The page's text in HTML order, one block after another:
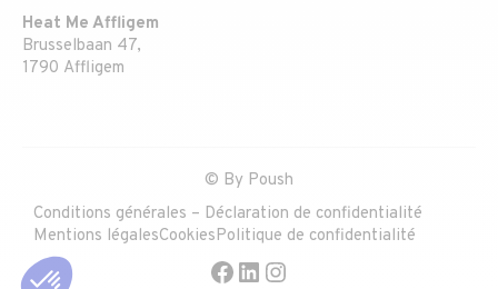
Heat Me Affligem
Brusselbaan 47,
1790 Affligem
© By Poush
Conditions générales – Déclaration de confidentialité
Mentions légalesCookiesPolitique de confidentialité
Facebook
LinkedIn
Instagram